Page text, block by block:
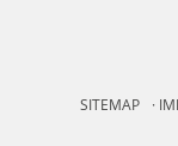
SITEMAP